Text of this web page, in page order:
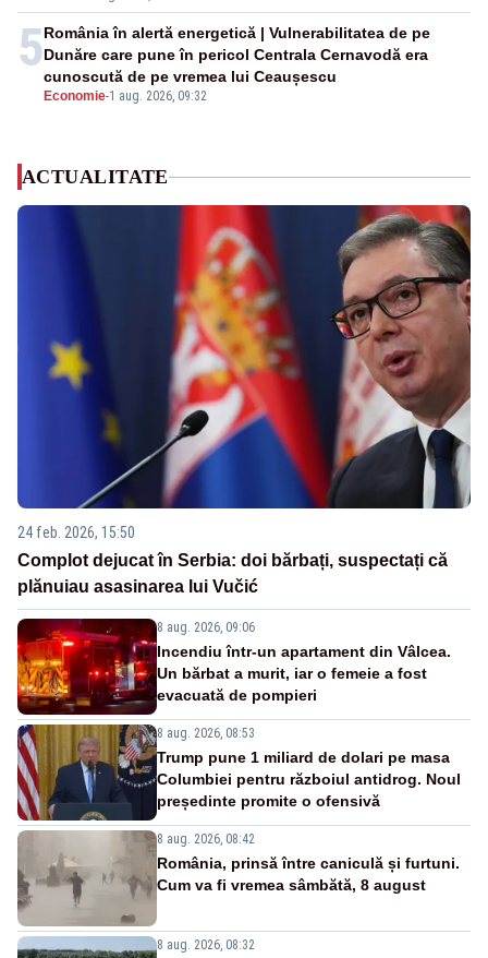
5
Economie-1 aug. 2026, 09:32
România în alertă energetică | Vulnerabilitatea de pe
Dunăre care pune în pericol Centrala Cernavodă era
cunoscută de pe vremea lui Ceaușescu
ACTUALITATE
24 feb. 2026, 15:50
Complot dejucat în Serbia: doi bărbați, suspectați că
plănuiau asasinarea lui Vučić
8 aug. 2026, 09:06
Incendiu într-un apartament din Vâlcea.
Un bărbat a murit, iar o femeie a fost
evacuată de pompieri
8 aug. 2026, 08:53
Trump pune 1 miliard de dolari pe masa
Columbiei pentru războiul antidrog. Noul
președinte promite o ofensivă
8 aug. 2026, 08:42
România, prinsă între caniculă și furtuni.
Cum va fi vremea sâmbătă, 8 august
8 aug. 2026, 08:32